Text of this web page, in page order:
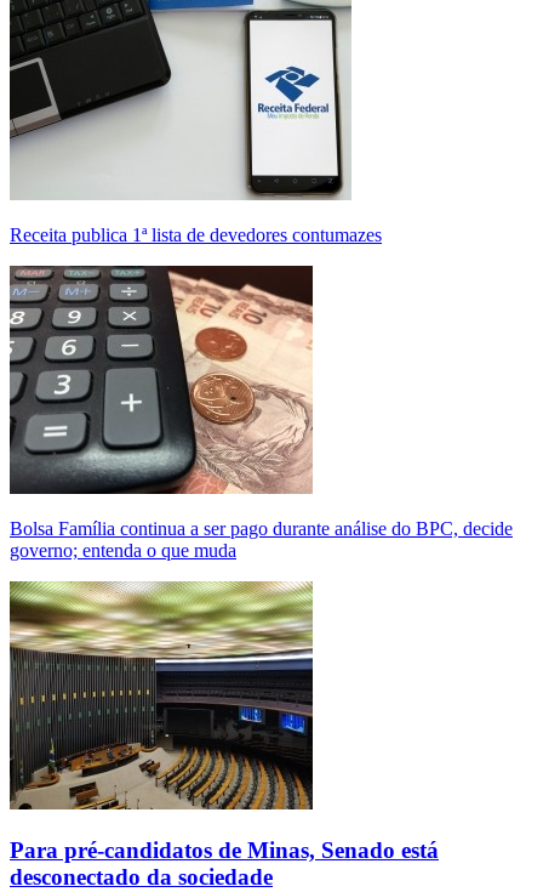
Receita publica 1ª lista de devedores contumazes
Bolsa Família continua a ser pago durante análise do BPC, decide
governo; entenda o que muda
Para pré-candidatos de Minas, Senado está
desconectado da sociedade